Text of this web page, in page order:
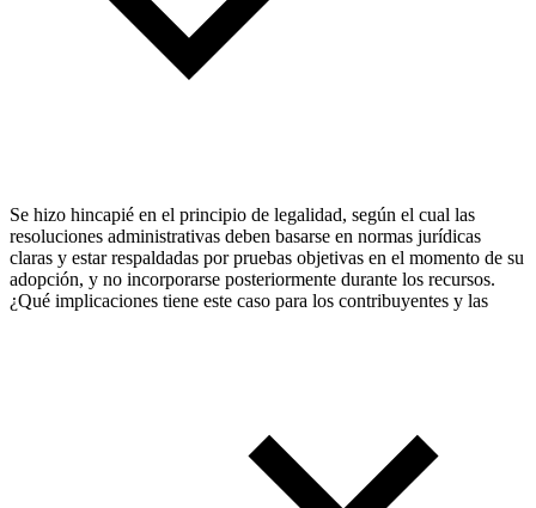
Se hizo hincapié en el principio de legalidad, según el cual las
resoluciones administrativas deben basarse en normas jurídicas
claras y estar respaldadas por pruebas objetivas en el momento de su
adopción, y no incorporarse posteriormente durante los recursos.
¿Qué implicaciones tiene este caso para los contribuyentes y las